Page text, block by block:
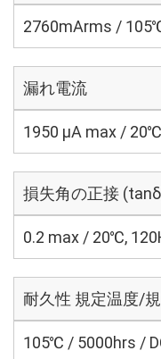
2760mArms /
漏れ電流
1950 μA max /
損失角の正接
0.2 max / 20℃,
耐久性 規定温度/
105℃ / 5000hrs /